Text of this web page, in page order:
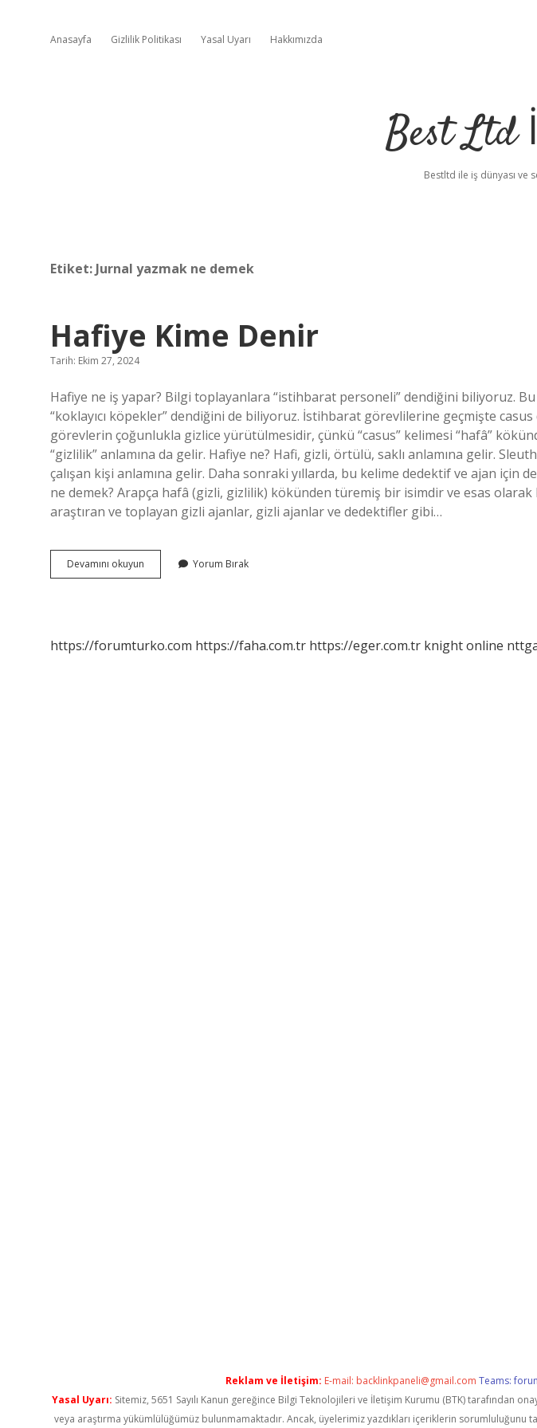
Anasayfa Gizlilik Politikası Yasal Uyarı Hakkımızda
Best Ltd
Bestltd ile iş dünyası ve
Etiket: Jurnal yazmak ne demek
Hafiye Kime Denir
Tarih: Ekim 27, 2024
Hafiye ne iş yapar? Bilgi toplayanlara “istihbarat personeli” dendiğini biliyoruz.
“koklayıcı köpekler” dendiğini de biliyoruz. İstihbarat görevlilerine geçmişte
görevlerin çoğunlukla gizlice yürütülmesidir, çünkü “casus” kelimesi “hafâ”
“gizlilik” anlamına da gelir. Hafiye ne? Hafi, gizli, örtülü, saklı anlamına gelir.
çalışan kişi anlamına gelir. Daha sonraki yıllarda, bu kelime dedektif ve ajan için de
ne demek? Arapça hafâ (gizli, gizlilik) kökünden türemiş bir isimdir ve esas olarak
araştıran ve toplayan gizli ajanlar, gizli ajanlar ve dedektifler gibi…
Devamını okuyun
Kime
Yorum Bırak
https://forumturko.com https://faha.com.tr https://eger.com.tr knight online
Reklam ve İletişim: E-mail: backlinkpaneli@gmail.com Teams:
Yasal Uyarı: Sitemiz, 5651 Sayılı Kanun gereğince Bilgi Teknolojileri ve İletişim Kurumu (BTK) tarafından
veya araştırma yükümlülüğümüz bulunmamaktadır. Ancak, üyelerimiz yazdıkları içeriklerin